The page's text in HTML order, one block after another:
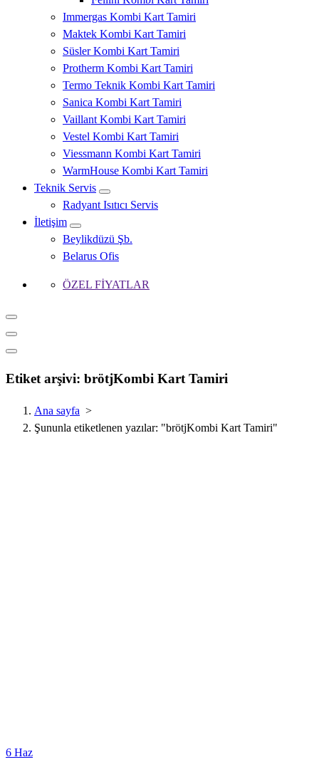
Immergas Kombi Kart Tamiri
Maktek Kombi Kart Tamiri
Süsler Kombi Kart Tamiri
Protherm Kombi Kart Tamiri
Termo Teknik Kombi Kart Tamiri
Sanica Kombi Kart Tamiri
Vaillant Kombi Kart Tamiri
Vestel Kombi Kart Tamiri
Viessmann Kombi Kart Tamiri
WarmHouse Kombi Kart Tamiri
Teknik Servis
Radyant Isıtıcı Servis
İletişim
Beylikdüzü Şb.
Belarus Ofis
ÖZEL FİYATLAR
Etiket arşivi: brötjKombi Kart Tamiri
Ana sayfa >
Şununla etiketlenen yazılar: "brötjKombi Kart Tamiri"
6 Haz